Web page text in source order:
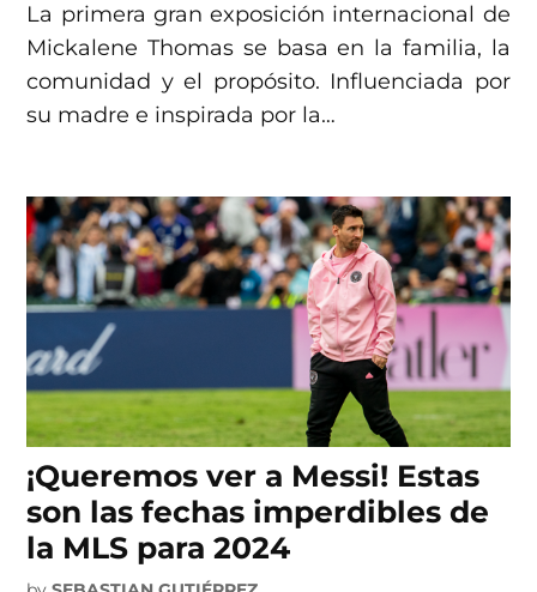
La primera gran exposición internacional de
Mickalene Thomas se basa en la familia, la
comunidad y el propósito. Influenciada por
su madre e inspirada por la…
¡Queremos ver a Messi! Estas
son las fechas imperdibles de
la MLS para 2024